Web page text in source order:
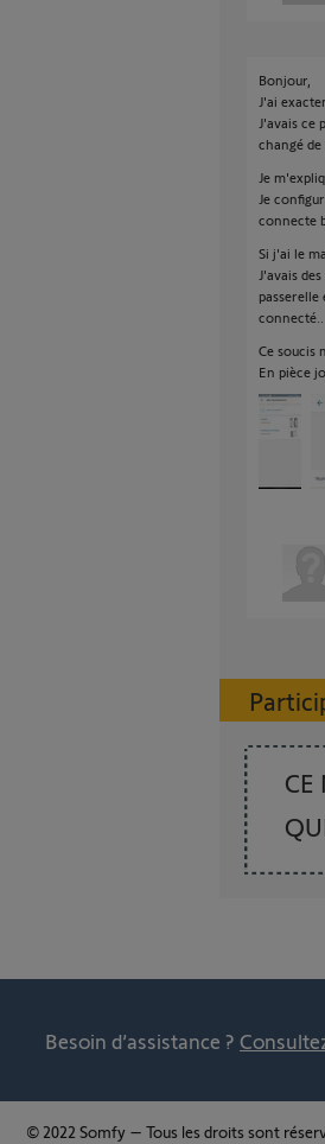
Bonjour,
J'ai
J'avais ce
changé
Je
Je
connecte
Si j'ai le
J'avais
connecté..
Ce soucis
En pièce
CE
Besoin d’assistance ?
© 2022 Somfy – Tous les droits sont